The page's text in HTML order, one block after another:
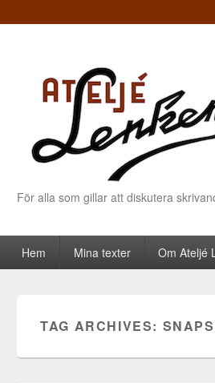
För alla som gillar att diskutera
Primary menu
Skip to primary content
Skip to secondary content
Hem Mina texter Om Ateljé
TAG ARCHIVES: